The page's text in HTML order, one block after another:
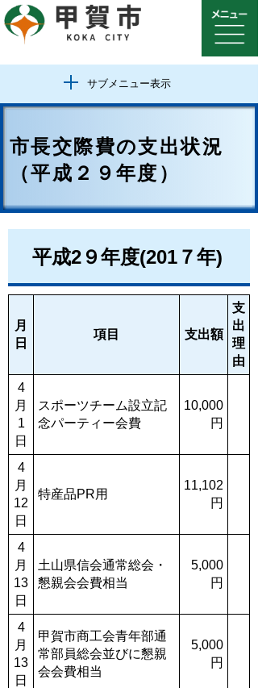
サブメニュー表示
市長交際費の支出状況
（平成２９年度）
平成2９年度(201７年)
月
日
項目 支出額
支
出
理
由
4
月
1
日
スポーツチーム設立記
念パーティー会費
10,000
円
4
月
12
日
特産品PR用
11,102
円
4
月
13
日
土山県信会通常総会・
懇親会会費相当
5,000
円
4
月
13
日
甲賀市商工会青年部通
常部員総会並びに懇親
会会費相当
5,000
円